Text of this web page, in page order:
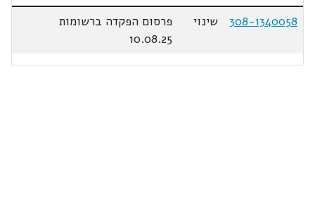
308-1340058
שינוי
פרסום הפקדה ברשומות
10.08.25